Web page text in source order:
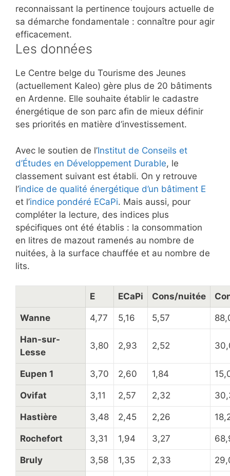
reconnaissant la pertinence toujours actuelle de
sa démarche fondamentale : connaître pour agir
efficacement.
Les données
Le Centre belge du Tourisme des Jeunes
(actuellement Kaleo) gère plus de 20 bâtiments
en Ardenne. Elle souhaite établir le cadastre
énergétique de son parc afin de mieux définir
ses priorités en matière d’investissement.
Avec le soutien de l’Institut de Conseils et
d’Études en Développement Durable, le
classement suivant est établi. On y retrouve
l’indice de qualité énergétique d’un bâtiment E
et l’indice pondéré ECaPi. Mais aussi, pour
compléter la lecture, des indices plus
spécifiques ont été établis : la consommation
en litres de mazout ramenés au nombre de
nuitées, à la surface chauffée et au nombre de
lits.
E ECaPi Cons/nuitée
Wanne 4,77 5,16 5,57
Han-sur-
Lesse
3,80 2,93 2,52
Eupen 1 3,70 2,60 1,84
Ovifat 3,11 2,57 2,32
Hastière 3,48 2,45 2,26
Rochefort 3,31 1,94 3,27
Bruly 3,58 1,35 2,33